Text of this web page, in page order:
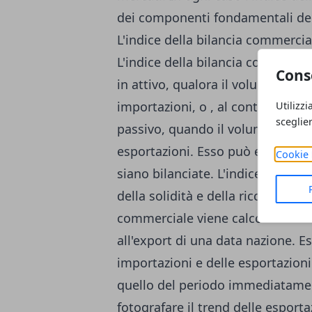
Cookie
dei componenti fondamentali
L'indice della bilancia
L'indice della bilancia
in attivo, qualora il volume delle
importazioni, o , al contrario,
passivo, quando il volume delle
esportazioni. Esso può essere
siano bilanciate. L'indice della
della solidità e della ricchezza di
commerciale viene calcolato
all'export di una data nazione.
importazioni e delle
quello del periodo
fotografare il trend delle